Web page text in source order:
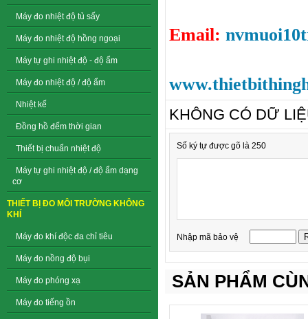
Máy đo nhiệt độ tủ sấy
Máy đo nhiệt độ hồng ngoại
Máy tự ghi nhiệt độ - độ ẩm
Máy đo nhiệt độ / độ ẩm
Nhiệt kế
Đồng hồ đếm thời gian
Thiết bị chuẩn nhiệt độ
Máy tự ghi nhiệt độ / độ ẩm dạng
cơ
THIẾT BỊ ĐO MÔI TRƯỜNG KHÔNG
KHÍ
Máy đo khí độc đa chỉ tiêu
Máy đo nồng độ bụi
Máy đo phóng xạ
Máy đo tiếng ồn
Email:
KHÔNG CÓ DỮ
Số ký tự được gõ là 250
Nhập mã bảo vệ
SẢN PHẨM